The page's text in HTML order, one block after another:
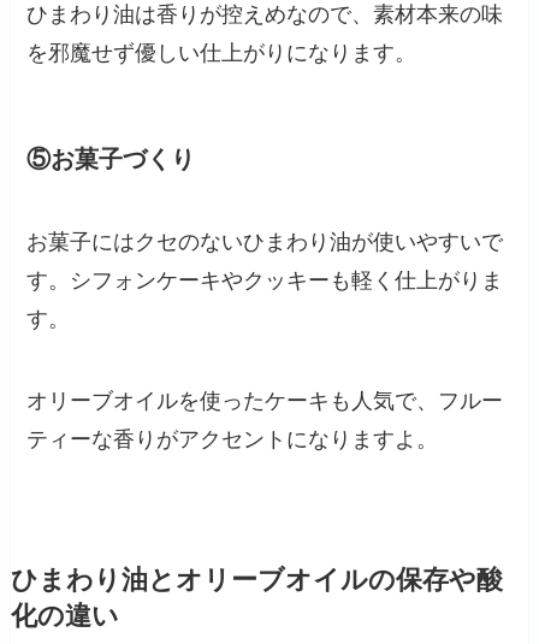
ひまわり油は香りが控えめなので、素材本来の味
を邪魔せず優しい仕上がりになります。
⑤お菓子づくり
お菓子にはクセのないひまわり油が使いやすいで
す。シフォンケーキやクッキーも軽く仕上がりま
す。
オリーブオイルを使ったケーキも人気で、フルー
ティーな香りがアクセントになりますよ。
ひまわり油とオリーブオイルの保存や酸
化の違い